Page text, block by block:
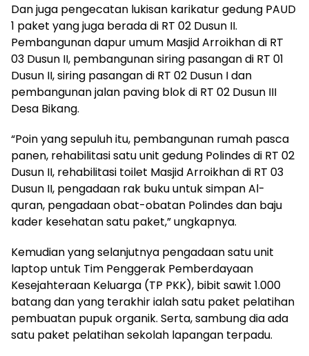
Dan juga pengecatan lukisan karikatur gedung PAUD
1 paket yang juga berada di RT 02 Dusun II.
Pembangunan dapur umum Masjid Arroikhan di RT
03 Dusun II, pembangunan siring pasangan di RT 01
Dusun II, siring pasangan di RT 02 Dusun I dan
pembangunan jalan paving blok di RT 02 Dusun III
Desa Bikang.
“Poin yang sepuluh itu, pembangunan rumah pasca
panen, rehabilitasi satu unit gedung Polindes di RT 02
Dusun II, rehabilitasi toilet Masjid Arroikhan di RT 03
Dusun II, pengadaan rak buku untuk simpan Al-
quran, pengadaan obat-obatan Polindes dan baju
kader kesehatan satu paket,” ungkapnya.
Kemudian yang selanjutnya pengadaan satu unit
laptop untuk Tim Penggerak Pemberdayaan
Kesejahteraan Keluarga (TP PKK), bibit sawit 1.000
batang dan yang terakhir ialah satu paket pelatihan
pembuatan pupuk organik. Serta, sambung dia ada
satu paket pelatihan sekolah lapangan terpadu.